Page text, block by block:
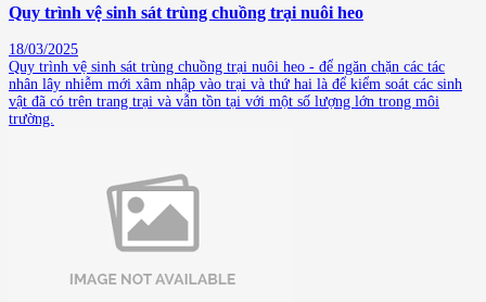
Quy trình vệ sinh sát trùng chuồng trại nuôi heo
18/03/2025
Quy trình vệ sinh sát trùng chuồng trại nuôi heo - để ngăn chặn các tác
nhân lây nhiễm mới xâm nhập vào trại và thứ hai là để kiểm soát các sinh
vật đã có trên trang trại và vẫn tồn tại với một số lượng lớn trong môi
trường.